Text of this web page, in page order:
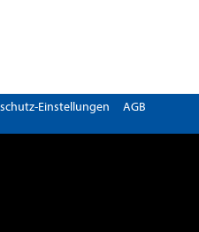
Einstellungen AGB